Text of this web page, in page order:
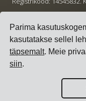
Parima
kasutatakse sellel
täpsemalt. Meie
siin.
·
Teenuse tingimused
poliitika